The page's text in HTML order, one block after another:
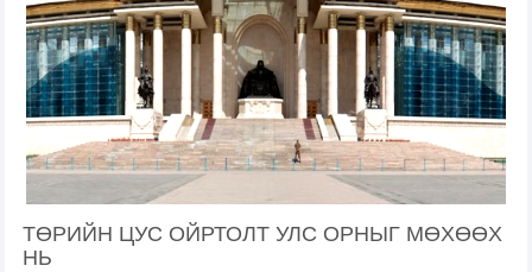
ТӨРИЙН ЦУС ОЙРТОЛТ УЛС ОРНЫГ МӨХӨӨХ
НЬ